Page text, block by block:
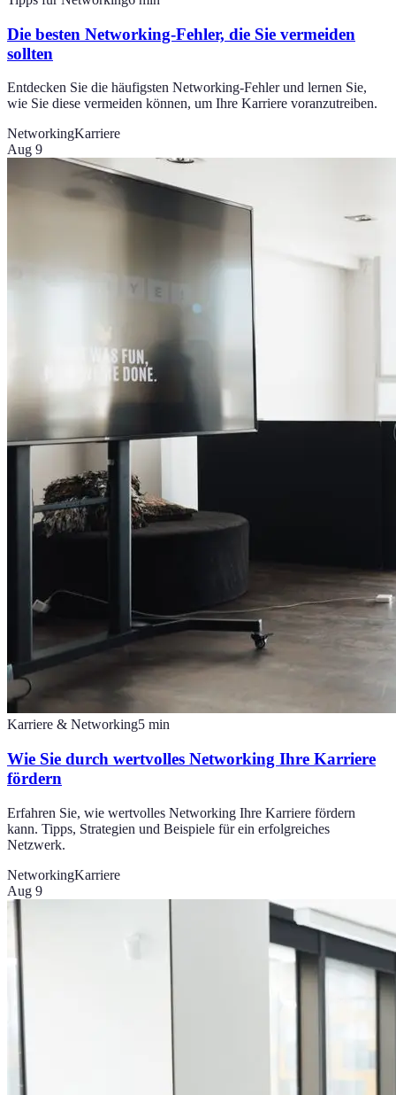
Die besten Networking-Fehler, die Sie vermeiden
sollten
Entdecken Sie die häufigsten Networking-Fehler und lernen Sie,
wie Sie diese vermeiden können, um Ihre Karriere voranzutreiben.
NetworkingKarriere
Aug 9
Karriere & Networking5 min
Wie Sie durch wertvolles Networking Ihre Karriere
fördern
Erfahren Sie, wie wertvolles Networking Ihre Karriere fördern
kann. Tipps, Strategien und Beispiele für ein erfolgreiches
Netzwerk.
NetworkingKarriere
Aug 9